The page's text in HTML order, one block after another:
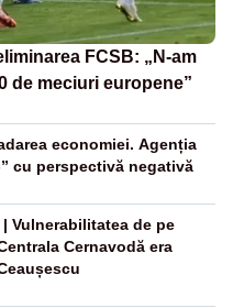
FCSB: „N-am
de meciuri europene”
economiei. Agenția
cu perspectivă negativă
Vulnerabilitatea de pe
Cernavodă era